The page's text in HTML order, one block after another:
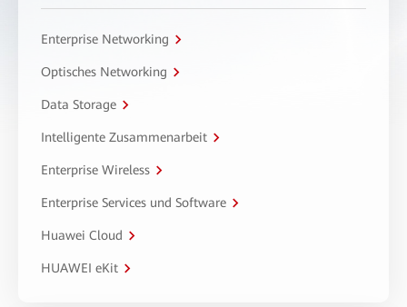
Enterprise Networking
Optisches Networking
Data Storage
Intelligente Zusammenarbeit
Enterprise Wireless
Enterprise Services und Software
Huawei Cloud
HUAWEI eKit